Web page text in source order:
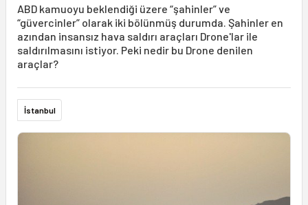
ABD kamuoyu beklendiği üzere “şahinler” ve
“güvercinler” olarak iki bölünmüş durumda. Şahinler en
azından insansız hava saldırı araçları Drone'lar ile
saldırılmasını istiyor. Peki nedir bu Drone denilen
araçlar?
İstanbul